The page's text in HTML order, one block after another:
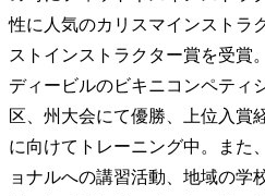
性に人気のカリスマインストラ
ストインストラクター賞を受賞
ディービルのビキニコンペティ
区、州大会にて優勝、上位入賞
に向けてトレーニング中。また
ョナルへの講習活動、地域の学